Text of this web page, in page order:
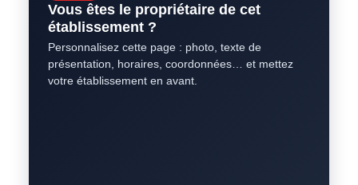
Vous êtes le propriétaire de cet
établissement ?
Personnalisez cette page : photo, texte de
présentation, horaires, coordonnées… et mettez
votre établissement en avant.